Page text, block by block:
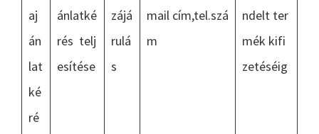
aj
án
lat
ké
ré
ánlatké
rés telj
esítése
zájá
rulá
s
mail cím,tel.szá
m
ndelt ter
mék kifi
zetéséig